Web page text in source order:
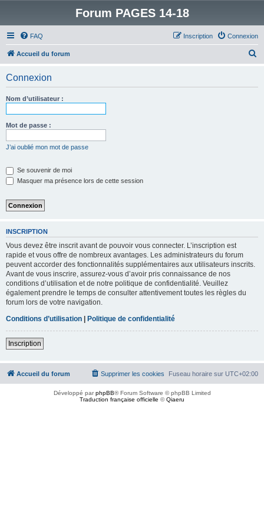
Forum PAGES 14-18
FAQ Connexion
Inscription
Accueil du forum
Connexion
Nom d’utilisateur :
Mot de passe :
J’ai oublié mon mot de passe
Se souvenir de moi
Masquer ma présence lors de cette session
INSCRIPTION
Vous devez être inscrit avant de pouvoir vous connecter. L’inscription est
rapide et vous offre de nombreux avantages. Les administrateurs du forum
peuvent accorder des fonctionnalités supplémentaires aux utilisateurs inscrits.
Avant de vous inscrire, assurez-vous d’avoir pris connaissance de nos
conditions d’utilisation et de notre politique de confidentialité. Veuillez
également prendre le temps de consulter attentivement toutes les règles du
forum lors de votre navigation.
Conditions d’utilisation | Politique de confidentialité
Inscription
Accueil du forum Fuseau horaire sur UTC+02:00
Supprimer les cookies
Développé parphpBB® Forum Software © phpBB Limited
Traduction française officielle ©Qiaeru